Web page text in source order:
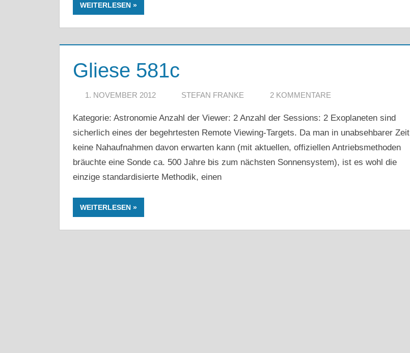
WEITERLESEN
Gliese 581c
1. NOVEMBER 2012 STEFAN FRANKE 2 KOMMENTARE
Kategorie: Astronomie Anzahl der Viewer: 2 Anzahl der Sessions: 2 Exoplaneten sind
sicherlich eines der begehrtesten Remote Viewing-Targets. Da man in unabsehbarer Zeit
keine Nahaufnahmen davon erwarten kann (mit aktuellen, offiziellen Antriebsmethoden
bräuchte eine Sonde ca. 500 Jahre bis zum nächsten Sonnensystem), ist es wohl die
einzige standardisierte Methodik, einen
WEITERLESEN